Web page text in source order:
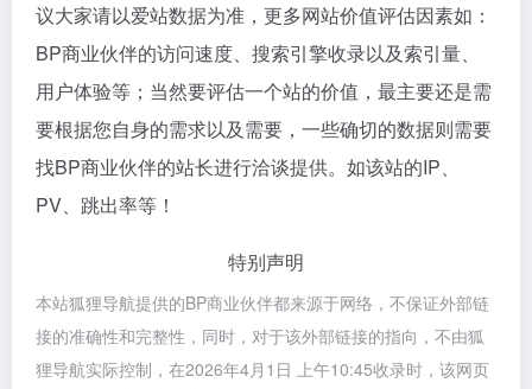
议大家请以爱站数据为准，更多网站价值评估因素如：
BP商业伙伴的访问速度、搜索引擎收录以及索引量、
用户体验等；当然要评估一个站的价值，最主要还是需
要根据您自身的需求以及需要，一些确切的数据则需要
找BP商业伙伴的站长进行洽谈提供。如该站的IP、
PV、跳出率等！
特别声明
本站狐狸导航提供的BP商业伙伴都来源于网络，不保证外部链
接的准确性和完整性，同时，对于该外部链接的指向，不由狐
狸导航实际控制，在2026年4月1日 上午10:45收录时，该网页